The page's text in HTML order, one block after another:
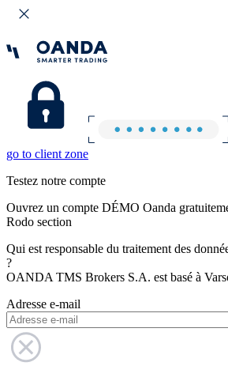
go to client zone
Testez notre compte
Ouvrez un compte DÉMO Oanda
Rodo section
Qui est responsable du traitement des
?
OANDA TMS Brokers S.A. est basé à
Adresse e-mail